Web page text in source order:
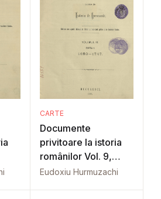
CARTE
Documente
privitoare la istoria
românilor Vol. 9,
Part. 1
Eudoxiu Hurmuzachi